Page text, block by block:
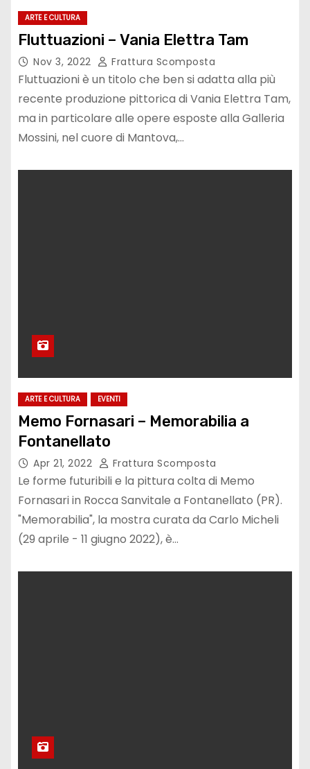
ARTE E CULTURA
Fluttuazioni – Vania Elettra Tam
Nov 3, 2022 Frattura Scomposta
Fluttuazioni è un titolo che ben si adatta alla più
recente produzione pittorica di Vania Elettra Tam,
ma in particolare alle opere esposte alla Galleria
Mossini, nel cuore di Mantova,…
ARTE E CULTURA EVENTI
Memo Fornasari – Memorabilia a
Fontanellato
Apr 21, 2022 Frattura Scomposta
Le forme futuribili e la pittura colta di Memo
Fornasari in Rocca Sanvitale a Fontanellato (PR).
"Memorabilia", la mostra curata da Carlo Micheli
(29 aprile - 11 giugno 2022), è…